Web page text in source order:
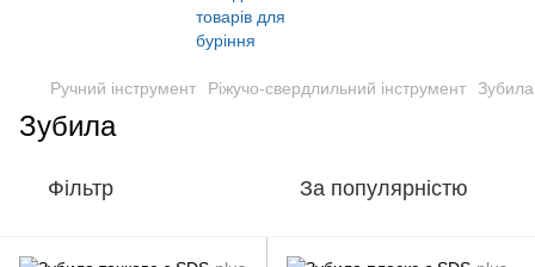
Ручний інструмент Ріжучо-свердлильний інструмент Зубила
Зубила
Фільтр За популярністю